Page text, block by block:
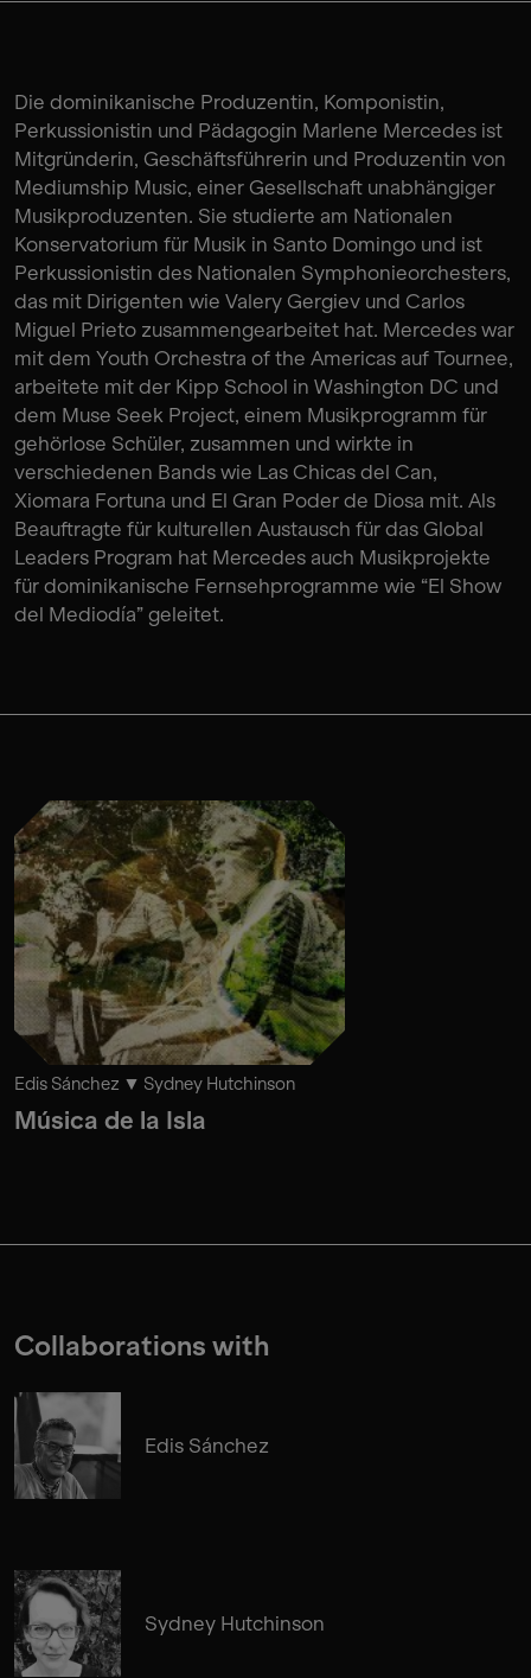
Die dominikanische Produzentin, Komponistin,
Perkussionistin und Pädagogin Marlene Mercedes ist
Mitgründerin, Geschäftsführerin und Produzentin von
Mediumship Music, einer Gesellschaft unabhängiger
Musikproduzenten. Sie studierte am Nationalen
Konservatorium für Musik in Santo Domingo und ist
Perkussionistin des Nationalen Symphonieorchesters,
das mit Dirigenten wie Valery Gergiev und Carlos
Miguel Prieto zusammengearbeitet hat. Mercedes war
mit dem Youth Orchestra of the Americas auf Tournee,
arbeitete mit der Kipp School in Washington DC und
dem Muse Seek Project, einem Musikprogramm für
gehörlose Schüler, zusammen und wirkte in
verschiedenen Bands wie Las Chicas del Can,
Xiomara Fortuna und El Gran Poder de Diosa mit. Als
Beauftragte für kulturellen Austausch für das Global
Leaders Program hat Mercedes auch Musikprojekte
für dominikanische Fernsehprogramme wie “El Show
del Mediodía” geleitet.
Edis Sánchez Sydney Hutchinson
Música de la Isla
Collaborations with
Edis Sánchez
Sydney Hutchinson